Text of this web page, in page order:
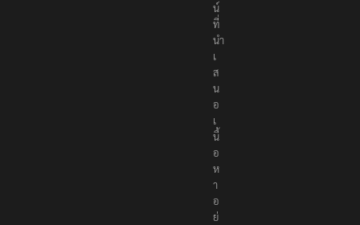
น์
ที่
นำ
เ
ส
น
อ
เ
นื้
อ
ห
า
อ
ย่